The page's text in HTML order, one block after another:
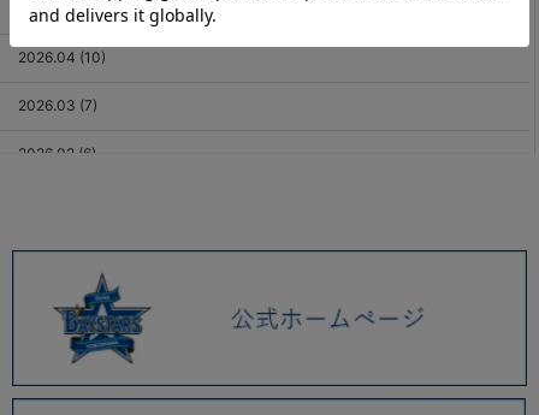
2026.05 (11)
2026.04 (10)
2026.03 (7)
2026.02 (6)
2025.12 (3)
2025.11 (6)
2025.10 (5)
2025.09 (5)